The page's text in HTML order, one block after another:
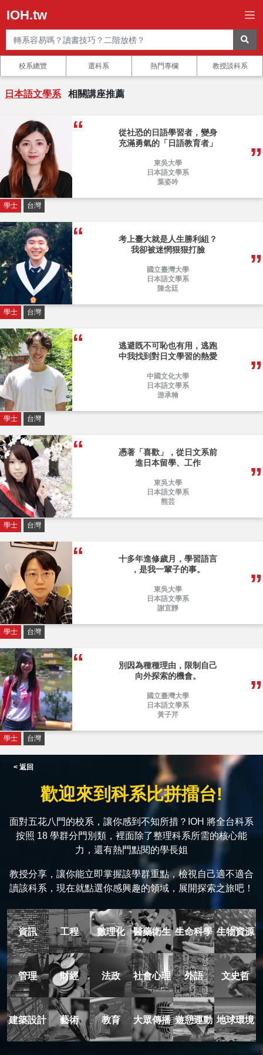
IOH.tw
校系總覽 選科系 熱門專欄 教授談科系
日本語文學系 相關講座推薦
從社恐的日語學習者，變身
充滿勇氣的「日語教育者」
東吳大學
日本語文學系
葉姿吟
學士 台灣
考上臺大就是人生勝利組？
我卻被迷惘狠狠打臉
國立臺灣大學
日本語文學系
陳念廷
學士 台灣
逃避既不可恥也有用，逃跑
中我找到對日文學習的熱愛
中國文化大學
日本語文學系
游承翰
學士 台灣
憑著「喜歡」，從日文系前
進日本留學、工作
東吳大學
日本語文學系
熊芸
學士 台灣
十多年進修歲月，學習語言
，是我一輩子的事。
東吳大學
日本語文學系
謝宜靜
學士 台灣
別因為種種理由，限制自己
向外探索的機會。
國立臺灣大學
日本語文學系
黃子芹
學士 台灣
< 返回
歡迎來到科系比拼擂台!
面對五花八門的校系，讓你感到不知所措？IOH 將全台科系
按照 18 學群分門別類，裡面除了整理科系所需的核心能
力，還有熱門點閱的學長姐
教授分享，讓你能立即掌握該學群重點，檢視自己適不適合
讀該科系，現在就點選你感興趣的領域，展開探索之旅吧！
資訊 工程 數理化 醫藥衛生 生命科學 生物資源
管理 財經 法政 社會心理 外語 文史哲
建築設計 藝術 教育 大眾傳播 遊憩運動 地球環境